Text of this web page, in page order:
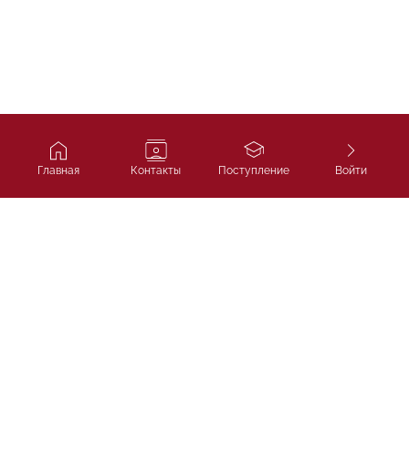
Главная Контакты Поступление Войти